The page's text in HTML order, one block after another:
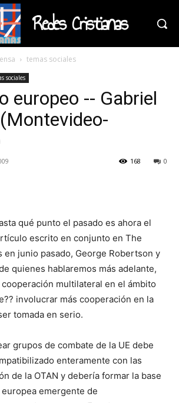
Redes Cristianas
temas sociales
sociales
europeo -- Gabriel
0
168
qué punto el pasado es ahora el
escrito en conjunto en The
en junio pasado, George Robertson y
quienes hablaremos más adelante,
multilateral en el ámbito
involucrar más cooperación en la
tomada en serio.
grupos de combate de la UE debe
enteramente con las
de la OTAN y debería formar la base
emergente de